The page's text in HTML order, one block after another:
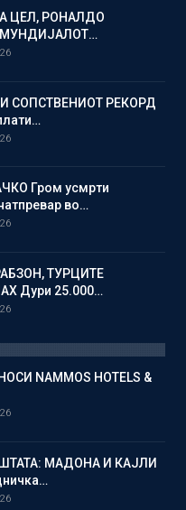
ЦЕЛ, РОНАЛДО
СОПСТВЕНИОТ РЕКОРД
Гром усмрти
во…
ТУРЦИТЕ
Дури 25.000…
NAMMOS HOTELS &
МАДОНА И КАЈЛИ